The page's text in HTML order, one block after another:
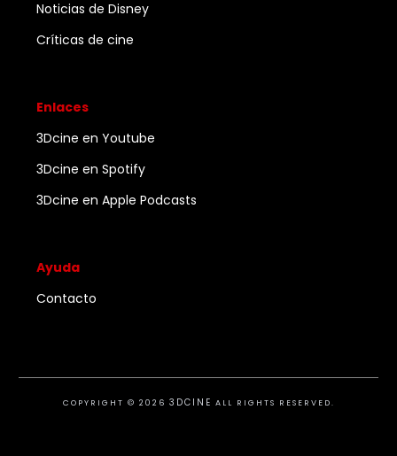
Noticias de Disney
Críticas de cine
Enlaces
3Dcine en Youtube
3Dcine en Spotify
3Dcine en Apple Podcasts
Ayuda
Contacto
COPYRIGHT © 2026 3DCINE ALL RIGHTS RESERVED.